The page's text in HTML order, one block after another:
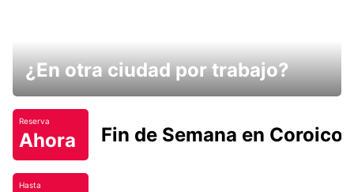
¿En otra ciudad por trabajo?
Reserva
Ahora Fin de Semana en Coroico.
Hasta